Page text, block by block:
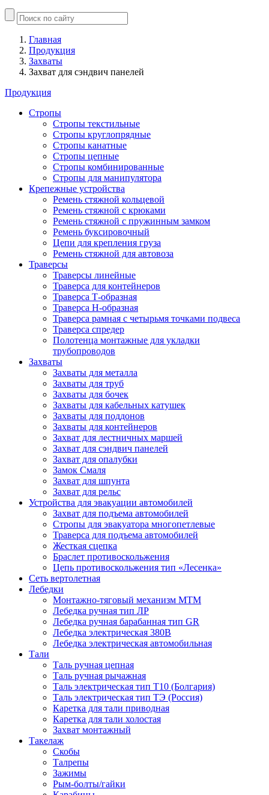
Главная
Продукция
Захваты
Захват для сэндвич панелей
Продукция
Стропы
Стропы текстильные
Стропы круглопрядные
Стропы канатные
Стропы цепные
Стропы комбинированные
Стропы для манипулятора
Крепежные устройства
Ремень стяжной кольцевой
Ремень стяжной с крюками
Ремень стяжной с пружинным замком
Ремень буксировочный
Цепи для крепления груза
Ремень стяжной для автовоза
Траверсы
Траверсы линейные
Траверса для контейнеров
Траверса Т-образная
Траверса Н-образная
Траверса рамная с четырьмя точками подвеса
Траверса спредер
Полотенца монтажные для укладки
трубопроводов
Захваты
Захваты для металла
Захваты для труб
Захваты для бочек
Захваты для кабельных катушек
Захваты для поддонов
Захваты для контейнеров
Захват для лестничных маршей
Захват для сэндвич панелей
Захват для опалубки
Замок Смаля
Захват для шпунта
Захват для рельс
Устройства для эвакуации автомобилей
Захват для подъема автомобилей
Стропы для эвакуатора многопетлевые
Траверса для подъема автомобилей
Жесткая сцепка
Браслет противоскольжения
Цепь противоскольжения тип «Лесенка»
Сеть вертолетная
Лебедки
Монтажно-тяговый механизм МТМ
Лебедка ручная тип ЛР
Лебедка ручная барабанная тип GR
Лебедка электрическая 380В
Лебедка электрическая автомобильная
Тали
Таль ручная цепная
Таль ручная рычажная
Таль электрическая тип Т10 (Болгария)
Таль электрическая тип ТЭ (Россия)
Каретка для тали приводная
Каретка для тали холостая
Захват монтажный
Такелаж
Скобы
Талрепы
Зажимы
Рым-болты/гайки